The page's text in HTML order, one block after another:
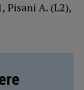
Pisani A. (L2),